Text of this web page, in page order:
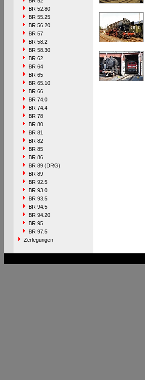
BR 52.80
BR 55.25
BR 56.20
BR 57
BR 58.2
BR 58.30
BR 62
BR 64
BR 65
BR 65.10
BR 66
BR 74.0
BR 74.4
BR 78
BR 80
BR 81
BR 82
BR 85
BR 86
BR 89 (DRG)
BR 89
BR 92.5
BR 93.0
BR 93.5
BR 94.5
BR 94.20
BR 95
BR 97.5
Zerlegungen